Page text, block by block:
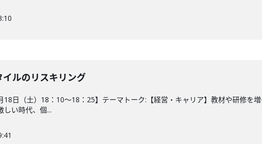
ルのリスキリング
日（土）18：10～18：25】テーマトーク:【経営・キャリア】教材や研修を
しい時代、個...